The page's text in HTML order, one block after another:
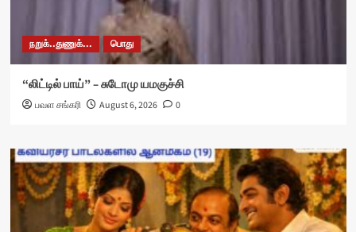
நறுக்..துணுக்... பொது
“லிட்டில் பாய்” – சுடோமு யமகுச்சி
பவள சங்கரி August 6, 2026 0